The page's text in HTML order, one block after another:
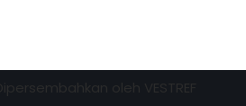
VESTREF